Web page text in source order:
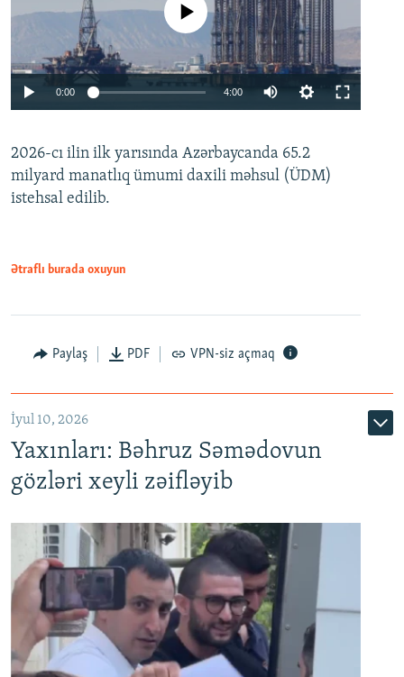
Auto 240p 360p 480p
No media source currently available
0:00 4:00
360p
480p
2026-cı ilin ilk yarısında Azərbaycanda 65.2
milyard manatlıq ümumi daxili məhsul (ÜDM)
istehsal edilib.
Ətraflı burada oxuyun
Paylaş PDF VPN-siz açmaq
İyul 10, 2026
Yaxınları: Bəhruz Səmədovun
gözləri xeyli zəifləyib